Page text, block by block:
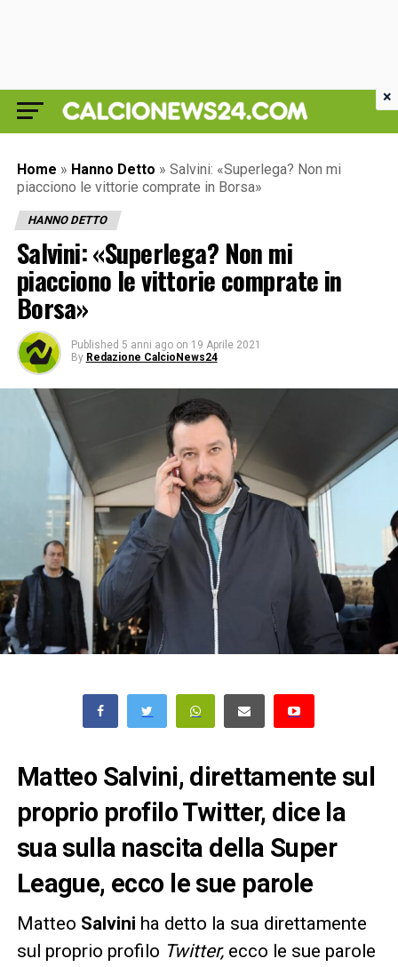
Home » Hanno Detto » Salvini: «Superlega? Non mi
piacciono le vittorie comprate in Borsa»
HANNO DETTO
Salvini: «Superlega? Non mi
piacciono le vittorie comprate in
Borsa»
Published 5 anni ago on 19 Aprile 2021
By Redazione CalcioNews24
Matteo Salvini, direttamente sul
proprio profilo Twitter, dice la
sua sulla nascita della Super
League, ecco le sue parole
Matteo Salvini ha detto la sua direttamente
sul proprio profilo Twitter,ecco le sue parole
×